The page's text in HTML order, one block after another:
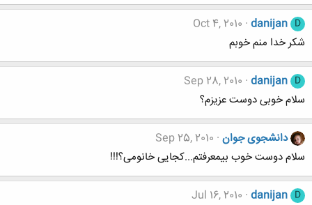
D
danijan
Oct 4, 2010
شکر خدا منم خوبم
D
danijan
Sep 28, 2010
سلام خوبی دوست عزیزم؟
دانشجوی جوان Sep 25, 2010
سلام دوست خوب بیمعرفتم...کجایی خانومی؟!!!
D
danijan
Jul 16, 2010